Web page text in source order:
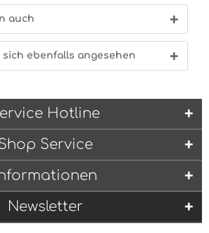
auch
ebenfalls angesehen
Hotline
Service
Newsletter